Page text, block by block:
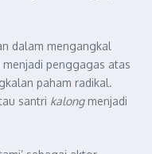
dalam mengangkal
penggagas atas
paham radikal.
santri kalongmenjadi